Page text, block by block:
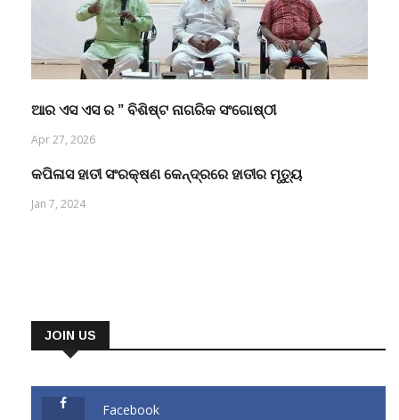
ଆର ଏସ ଏସ ର ” ବିଶିଷ୍ଟ ନାଗରିକ ସଂଗୋଷ୍ଠୀ
Apr 27, 2026
କପିଳାସ ହାତୀ ସଂରକ୍ଷଣ କେନ୍ଦ୍ରରେ ହାତୀର ମୃତ୍ୟୁ
Jan 7, 2024
JOIN US
Facebook